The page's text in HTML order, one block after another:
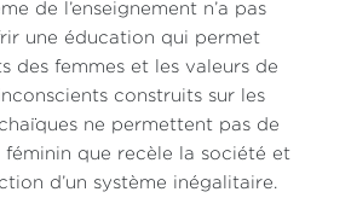
de l’enseignement n’a pas
une éducation qui permet
des femmes et les valeurs de
construits sur les
ne permettent pas de
féminin que recèle la société et
d’un système inégalitaire.